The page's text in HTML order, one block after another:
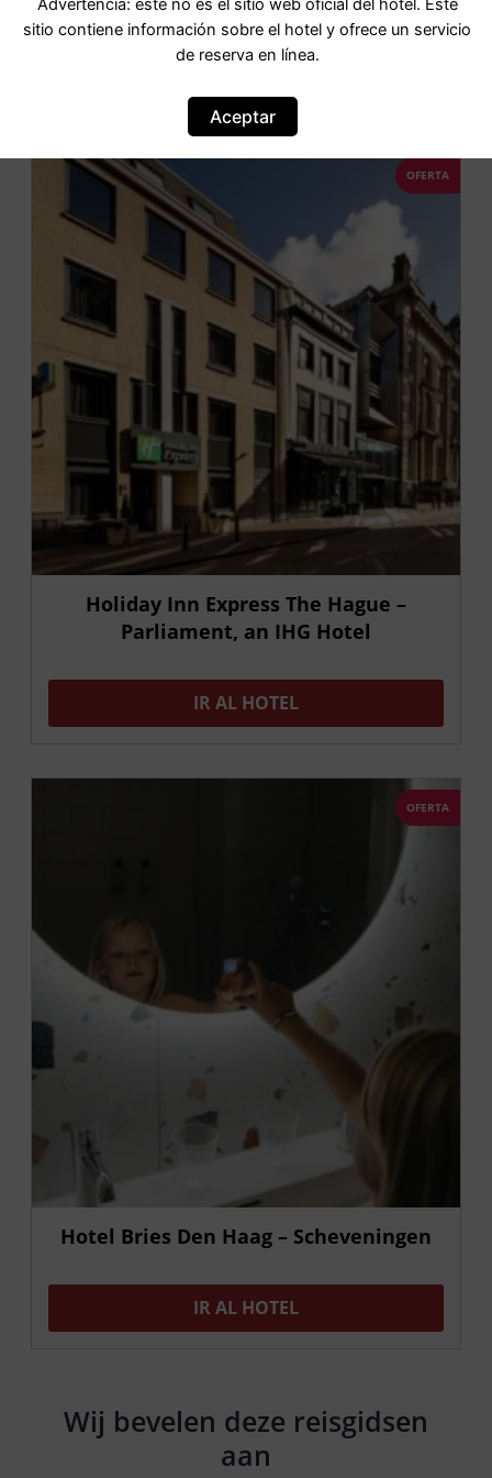
OFERTA
Holiday Inn Express The Hague –
Parliament, an IHG Hotel
IR AL HOTEL
OFERTA
Hotel Bries Den Haag – Scheveningen
IR AL HOTEL
Wij bevelen deze reisgidsen
aan
Advertencia: este no es el sitio web oficial del hotel. Este
sitio contiene información sobre el hotel y ofrece un servicio
de reserva en línea.
Aceptar